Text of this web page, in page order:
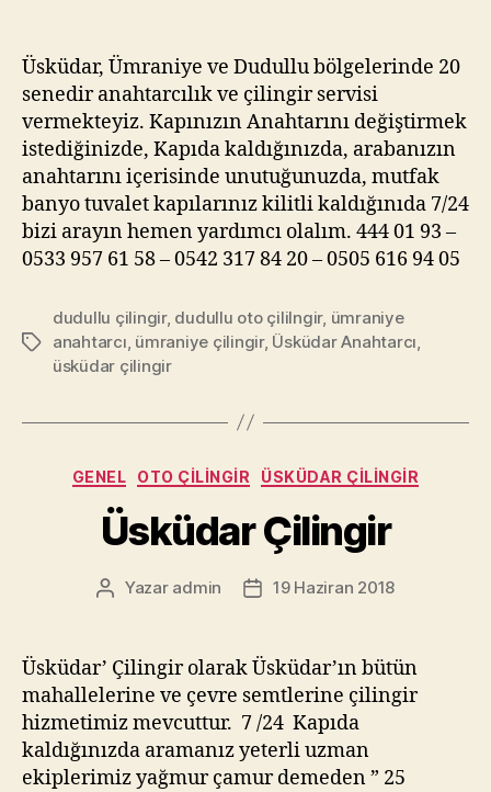
Üsküdar, Ümraniye ve Dudullu bölgelerinde 20
senedir anahtarcılık ve çilingir servisi
vermekteyiz. Kapınızın Anahtarını değiştirmek
istediğinizde, Kapıda kaldığınızda, arabanızın
anahtarını içerisinde unutuğunuzda, mutfak
banyo tuvalet kapılarınız kilitli kaldığınıda 7/24
bizi arayın hemen yardımcı olalım. 444 01 93 –
0533 957 61 58 – 0542 317 84 20 – 0505 616 94 05
Etiketler
dudullu çilingir, dudullu oto çililngir, ümraniye
anahtarcı ümraniye çilingir, Üsküdar Anahtarcı
üsküdar çilingir
Kategoriler
GENEL OTO ÇILINGIR ÜSKÜDAR ÇILINGIR
Üsküdar Çilingir
Yazının
Yazar admin
Yazı19 Haziran 2018
Üsküdar’ Çilingir olarak Üsküdar’ın bütün
mahallelerine ve çevre semtlerine çilingir
hizmetimiz mevcuttur. 7 /24 Kapıda
kaldığınızda aramanız yeterli uzman
ekiplerimiz yağmur çamur demeden ” 25